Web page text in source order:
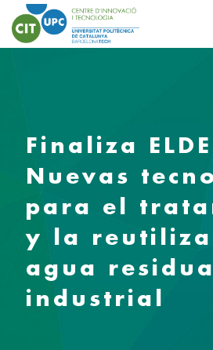
Finaliza
Nuevas
para el
y la
agua
industrial